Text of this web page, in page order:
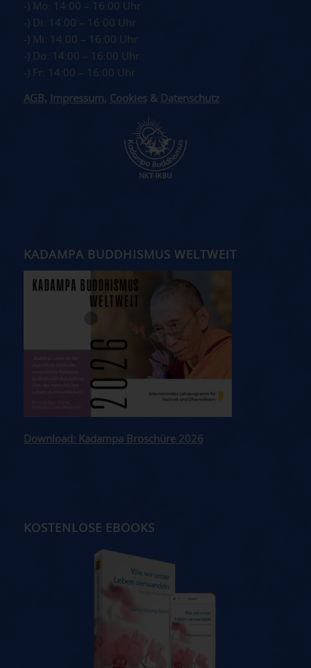
-) Mo: 14:00 – 16:00 Uhr
-) Di: 14:00 – 16:00 Uhr
-) Mi: 14:00 – 16:00 Uhr
-) Do: 14:00 – 16:00 Uhr
-) Fr: 14:00 – 16:00 Uhr
AGB , Impressum, Cookies& Datenschutz
KADAMPA BUDDHISMUS WELTWEIT
Download: Kadampa Broschüre 2026
KOSTENLOSE EBOOKS